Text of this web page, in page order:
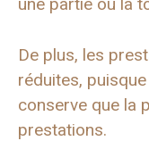
une partie ou la
De plus, les
réduites,
conserve que la
prestations.